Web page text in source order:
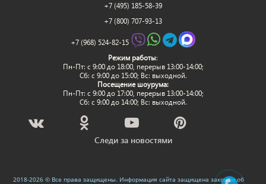
+7 (495) 185-58-39
+7 (800) 707-93-13
+7 (968) 524-82-15
Режим работы:
Пн-Пт: c 9:00 до 18:00, перерыв 13:00-14:00;
Сб: с 9:00 до 15:00; Вс: выходной.
Посещение шоурума:
Пн-Пт: c 9:00 до 17:00, перерыв 13:00-14:00;
Сб: с 9:00 до 14:00; Вс: выходной.
Следи за новостями
2018-2026 © Все права защищены. Информация сайта защищена законом об